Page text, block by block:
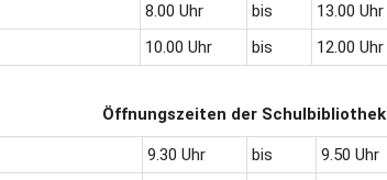
8.00 Uhr bis
13.00 Uhr
10.00 Uhr bis 12.00 Uhr
Öffnungszeiten der Schulbibliothek
9.30 Uhr bis
9.50 Uhr